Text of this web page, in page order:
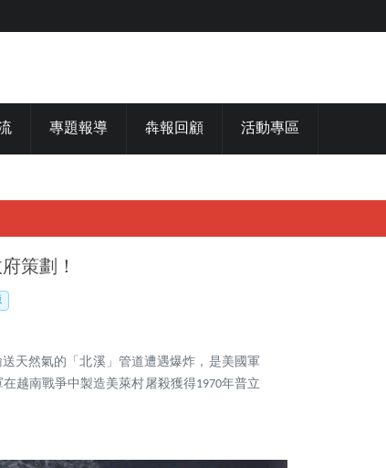
專題報導 犇報回顧 活動專區
策劃！
天然氣的「北溪」管道遭遇爆炸，是美國軍
越南戰爭中製造美萊村屠殺獲得1970年普立